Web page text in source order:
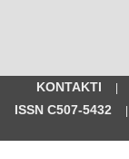
KONTAKTI |
ISSN C507-5432
|